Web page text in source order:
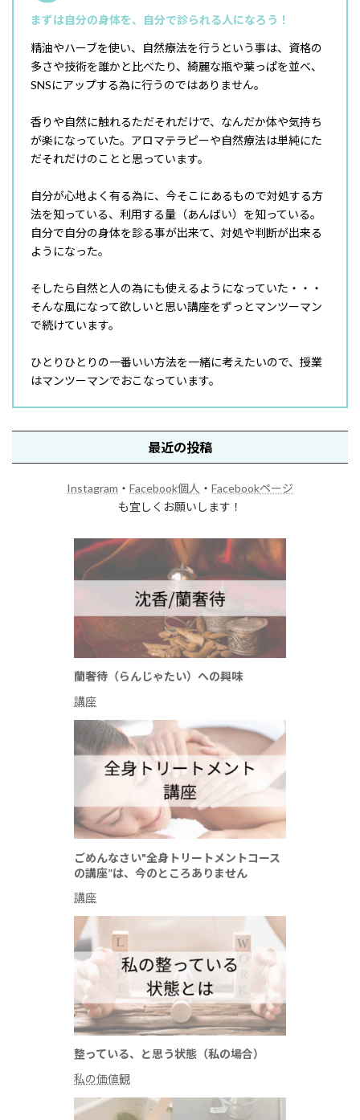
まずは自分の身体を、自分で診られる人になろう！
精油やハーブを使い、自然療法を行うという事は、資格の
多さや技術を誰かと比べたり、綺麗な瓶や葉っぱを並べ、
SNSにアップする為に行うのではありません。
香りや自然に触れるただそれだけで、なんだか体や気持ち
が楽になっていた。アロマテラピーや自然療法は単純にた
だそれだけのことと思っています。
自分が心地よく有る為に、今そこにあるもので対処する方
法を知っている、利用する量（あんばい）を知っている。
自分で自分の身体を診る事が出来て、対処や判断が出来る
ようになった。
そしたら自然と人の為にも使えるようになっていた・・・
そんな風になって欲しいと思い講座をずっとマンツーマン
で続けています。
ひとりひとりの一番いい方法を一緒に考えたいので、授業
はマンツーマンでおこなっています。
最近の投稿
Instagram ・ Facebook個人 ・ Facebookページ
も宜しくお願いします！
蘭奢待（らんじゃたい）への興味
講座
ごめんなさい"全身トリートメントコース
の講座”は、今のところありません
講座
整っている、と思う状態（私の場合）
私の価値観